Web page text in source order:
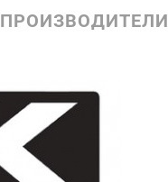
ПРОИЗВОДИТЕЛИ